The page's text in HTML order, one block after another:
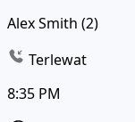
Alex Smith (2)
Terlewat
8:35 PM